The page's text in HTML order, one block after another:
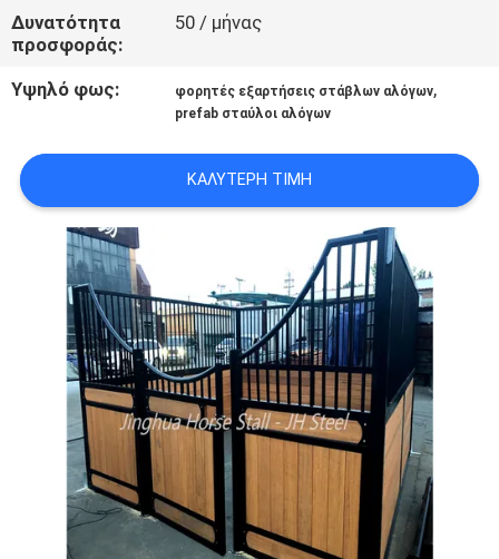
ΖΗΤΉΣΤΕ
ΈΝΑ
ΑΠΌΣΠΑΣΜΑ
SITEMAP
ΠΟΛΙΤΙΚΉ
ΜΥΣΤΙΚΌΤΗΤΑΣ
Δυνατότητα
προσφοράς:
50 / μήνας
Υψηλό φως: φορητές εξαρτήσεις στάβλων αλόγων,
prefab σταύλοι αλόγων
ΚΑΛΎΤΕΡΗ ΤΙΜΉ